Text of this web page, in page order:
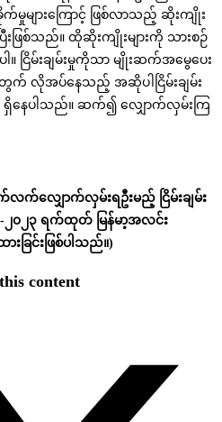
များကြောင့် ဖြစ်လာသည့် ဆိုးကျိုး
ပြီးဖြစ်သည်။ ထိုဆိုးကျိုးများကို သားစဉ်
ငြိမ်းချမ်းမှုကိုသာ မျိုးဆက်အမွေပေး
လိုအပ်နေသည့် အဆိုပါငြိမ်းချမ်း
နေပါသည်။ ဆက်၍ လျှောက်လှမ်းကြ
လက်လျှောက်လှမ်းရဦးမည့် ငြိမ်းချမ်း
၀-၂၀၂၃ ရက်ထုတ် မြန်မာ့အလင်း
းခြင်းဖြစ်ပါသည်။)
content